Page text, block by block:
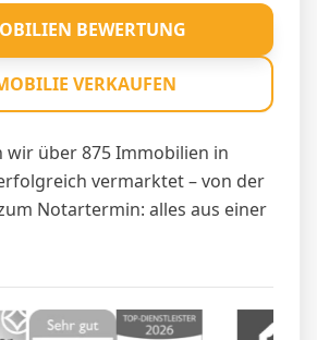
wir über 875 Immobilien in
vermarktet – von der
Notartermin: alles aus einer
BEWERTUNG
VERKAUFEN